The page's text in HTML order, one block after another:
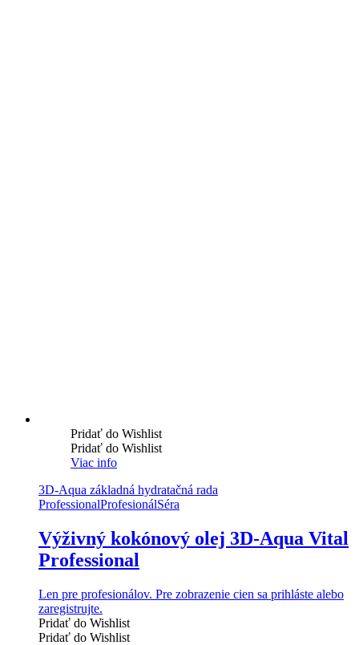
Pridať do Wishlist
Pridať do Wishlist
Viac info
3D-Aqua základná hydratačná rada
ProfessionalProfesionálSéra
Výživný kokónový olej 3D-Aqua Vital
Professional
Len pre profesionálov. Pre zobrazenie cien sa prihláste alebo
zaregistrujte.
Pridať do Wishlist
Pridať do Wishlist